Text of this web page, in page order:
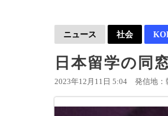
ニュース 社会
日本留学の同
2023年12月11日 5:04 発信地：